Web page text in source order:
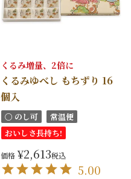
くるみ増量、2倍に
くるみゆべし もちずり 16
個入
〇 のし可
常温便
おいしさ長持ち!
価格 ¥2,613税込
5.00